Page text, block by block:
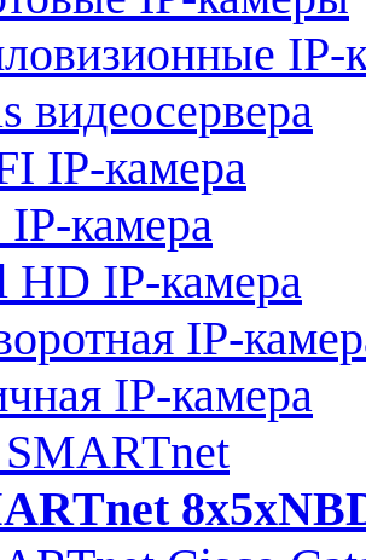
IP-
видеосервера
IP-камера
камера
HD IP-камера
IP-
IP-камера